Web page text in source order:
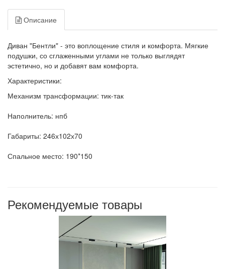
Описание
Диван "Бентли" - это воплощение стиля и комфорта. Мягкие
подушки, со сглаженными углами не только выглядят
эстетично, но и добавят вам комфорта.
Характеристики:
Механизм трансформации: тик-так
Наполнитель: нпб
Габариты: 246х102х70
Спальное место: 190*150
Рекомендуемые товары